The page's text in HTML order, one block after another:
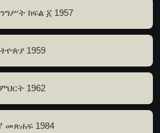
ክፍል ፩ 1957
1959
1962
መጽሐፍ 1984